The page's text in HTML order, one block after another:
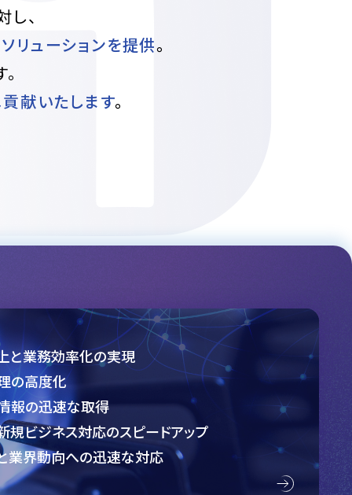
、
リューションを提供。
献いたします。
と業務効率化の実現
の高度化
報の迅速な取得
規ビジネス対応のスピードアップ
業界動向への迅速な対応